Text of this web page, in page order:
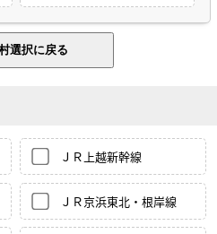
ＪＲ上越新幹線
ＪＲ京浜東北・根岸線